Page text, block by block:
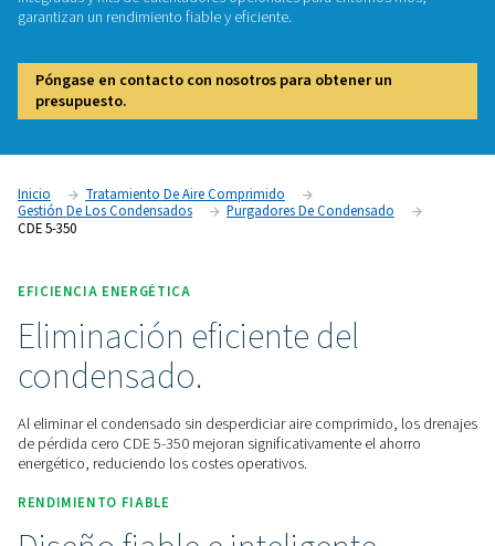
CDE 5-350
Los purgadores sin pérdidas CDE 5-350 de Pneumatech
integradas y kits de calentadores opcionales para
garantizan un rendimiento fiable y eficiente.
Póngase en contacto con nosotros para obtener un
presupuesto.
Inicio
Tratamiento De Aire Comprimido
Gestión De Los Condensados
Purgadores De Condensado